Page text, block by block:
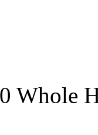
Whole